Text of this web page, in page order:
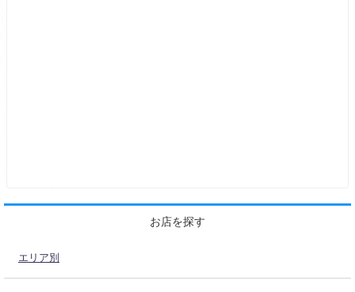
お店を探す
エリア別